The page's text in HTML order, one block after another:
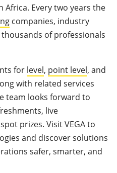
Every two years the
companies, industry
of professionals
for level, point level, and
with related services
team looks forward to
live
prizes. Visit VEGA to
and discover solutions
safer, smarter, and